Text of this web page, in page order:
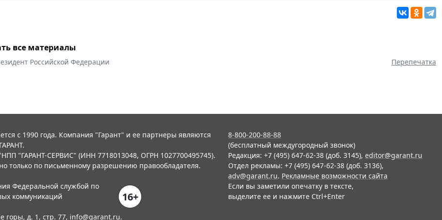
все материалы
Российской Федерации Перепечатка
с 1990 года. Компания "Гарант" и ее партнеры являются
"ГАРАНТ-СЕРВИС" (ИНН 7718013048, ОГРН 1027700495745).
только по письменному разрешению правообладателя.
Федеральной службой по
коммуникаций
16+
горы, д. 1, стр. 77, info@garant.ru.
8-800-200-88-88
(бесплатный междугородный звонок)
Редакция: +7 (495) 647-62-38 (доб. 3145), editor@garant.ru
Отдел рекламы: +7 (495) 647-62-38 (доб. 3136),
adv@garant.ru. Рекламные возможности сайта
Если вы заметили опечатку в тексте,
выделите ее и нажмите Ctrl+Enter